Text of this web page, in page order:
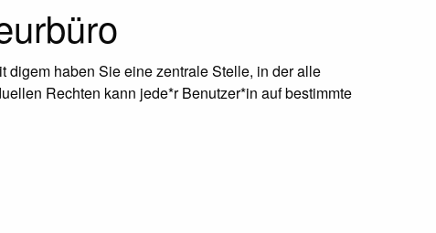
digem haben Sie eine zentrale Stelle, in der alle
Rechten kann jede*r Benutzer*in auf bestimmte